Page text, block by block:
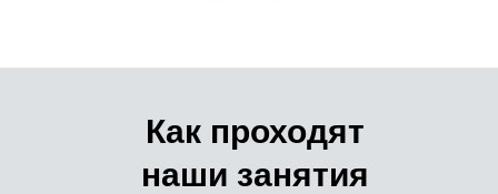
Как проходят
наши занятия